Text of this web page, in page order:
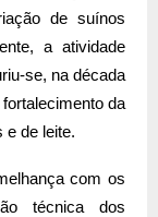
de suínos
a atividade
se, na década
da
e de leite.
com os
técnica dos